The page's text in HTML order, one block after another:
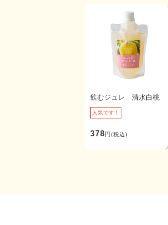
飲むジュレ 清水白桃
人気です！
378円(税込)